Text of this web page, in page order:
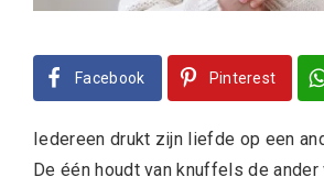
Facebook Pinterest
Iedereen drukt zijn liefde op een
De één houdt van knuffels de ander